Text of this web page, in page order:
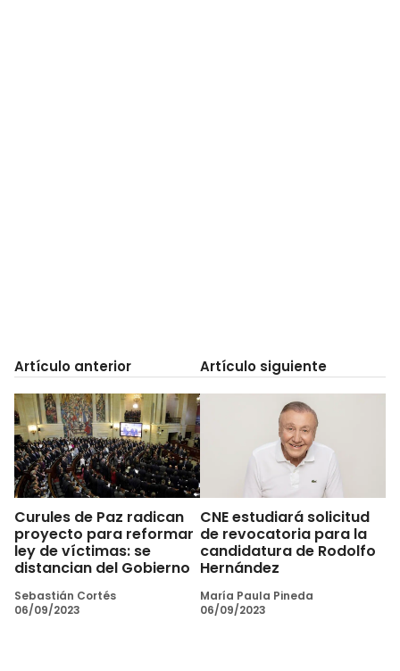
Artículo anterior
Curules de Paz radican
proyecto para reformar
ley de víctimas: se
distancian del Gobierno
Sebastián Cortés
06/09/2023
Artículo siguiente
CNE estudiará solicitud
de revocatoria para la
candidatura de Rodolfo
Hernández
María Paula Pineda
06/09/2023